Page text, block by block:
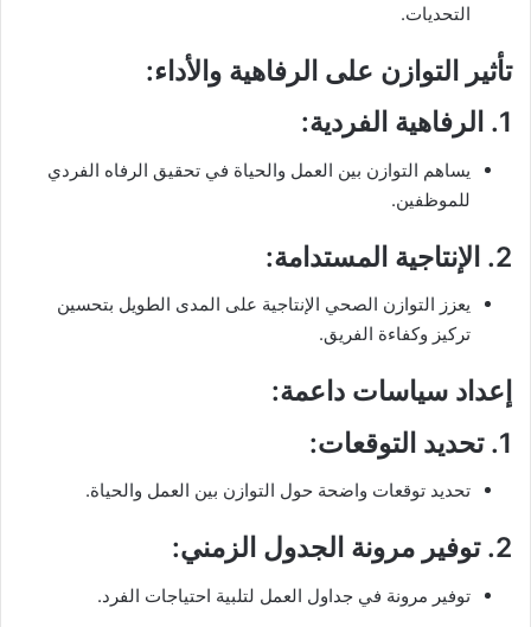
التحديات.
تأثير التوازن على الرفاهية والأداء:
1.
الرفاهية الفردية:
يساهم التوازن بين العمل والحياة في تحقيق الرفاه الفردي
للموظفين.
2. الإنتاجية المستدامة:
يعزز التوازن الصحي الإنتاجية على المدى الطويل بتحسين
تركيز وكفاءة الفريق.
إعداد سياسات داعمة:
1. تحديد التوقعات:
تحديد توقعات واضحة حول التوازن بين العمل والحياة.
2. توفير مرونة الجدول الزمني:
توفير مرونة في جداول العمل لتلبية احتياجات الفرد.